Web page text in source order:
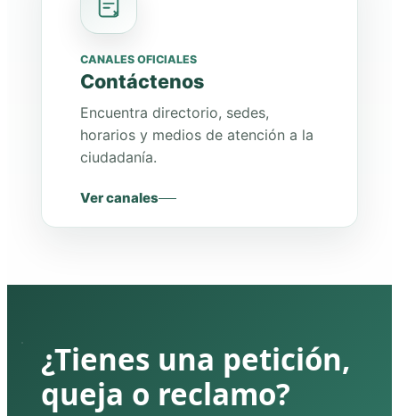
CANALES OFICIALES
Contáctenos
Encuentra directorio, sedes,
horarios y medios de atención a la
ciudadanía.
Ver canales
¿Tienes una petición,
queja o reclamo?